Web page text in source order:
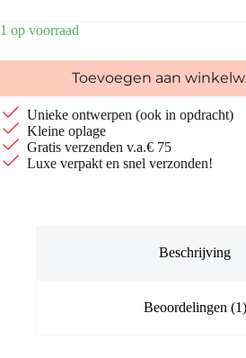
1 op voorraad
Toevoegen aan
Unieke ontwerpen (ook in opdracht)
Kleine oplage
Gratis verzenden v.a.€ 75
Luxe verpakt en snel verzonden!
Beschrijving
Beoordelingen (1)